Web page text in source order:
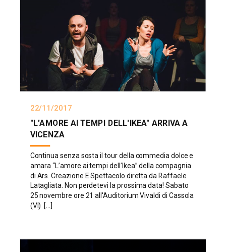
22/11/2017
"L'AMORE AI TEMPI DELL'IKEA" ARRIVA A
VICENZA
Continua senza sosta il tour della commedia dolce e
amara “L’amore ai tempi dell’Ikea” della compagnia
di Ars. Creazione E Spettacolo diretta da Raffaele
Latagliata. Non perdetevi la prossima data! Sabato
25 novembre ore 21 all'Auditorium Vivaldi di Cassola
(VI) [...]